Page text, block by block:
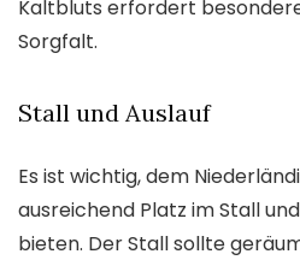
Kaltbluts erfordert
Sorgfalt.
Stall und Auslauf
Es ist wichtig, dem
ausreichend Platz im Stall
bieten. Der Stall sollte